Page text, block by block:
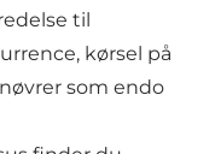
til
kørsel på
som endo